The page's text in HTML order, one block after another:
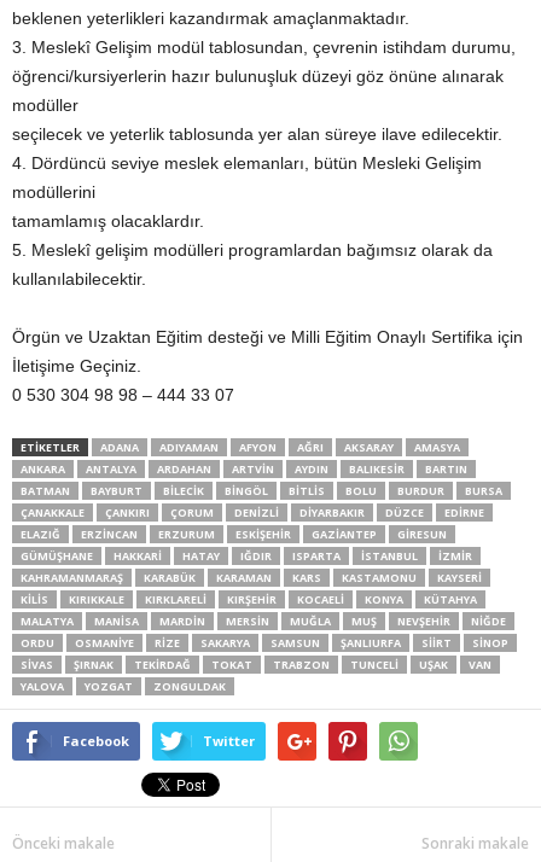
beklenen yeterlikleri kazandırmak amaçlanmaktadır.
3. Meslekî Gelişim modül tablosundan, çevrenin istihdam durumu,
öğrenci/kursiyerlerin hazır bulunuşluk düzeyi göz önüne alınarak
modüller
seçilecek ve yeterlik tablosunda yer alan süreye ilave edilecektir.
4. Dördüncü seviye meslek elemanları, bütün Mesleki Gelişim
modüllerini
tamamlamış olacaklardır.
5. Meslekî gelişim modülleri programlardan bağımsız olarak da
kullanılabilecektir.
Örgün ve Uzaktan Eğitim desteği ve Milli Eğitim Onaylı Sertifika için
İletişime Geçiniz.
0 530 304 98 98 – 444 33 07
ETİKETLER ADANA ADIYAMAN AFYON AĞRI AKSARAY
AMASYA
ANKARA
ANTALYA ARDAHAN ARTVIN AYDIN BALIKESIR
BARTIN
BATMAN
BAYBURT BILECIK BINGÖL BITLIS BOLU BURDUR
BURSA
ÇANAKKALE
ÇANKIRI ÇORUM DENIZLI DIYARBAKIR DÜZCE
EDIRNE
ELAZIĞ
ERZINCAN ERZURUM ESKIŞEHIR GAZIANTEP
GIRESUN
GÜMÜŞHANE
HAKKARI HATAY IĞDIR ISPARTA İSTANBUL
İZMIR
KAHRAMANMARAŞ
KARABÜK KARAMAN KARS KASTAMONU
KAYSERI
KILIS
KIRIKKALE KIRKLARELI KIRŞEHIR KOCAELI KONYA
KÜTAHYA
MALATYA
MANISA MARDIN MERSIN MUĞLA MUŞ NEVŞEHIR
NIĞDE
ORDU
OSMANIYE RIZE SAKARYA SAMSUN ŞANLIURFA SIIRT
SINOP
SIVAS
ŞIRNAK TEKIRDAĞ TOKAT TRABZON TUNCELI UŞAK
VAN
YALOVA
YOZGAT ZONGULDAK
Facebook Twitter
Önceki makale Sonraki makale